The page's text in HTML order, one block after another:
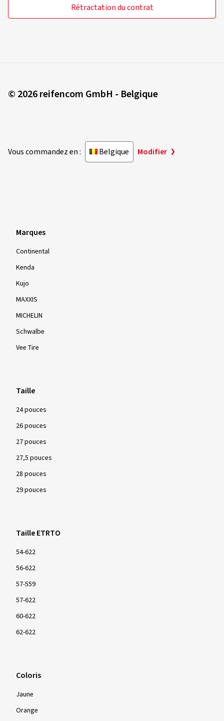
Rétractation du contrat
© 2026 reifencom GmbH - Belgique
Vous commandez en : Belgique Modifier
Marques
Continental
Kenda
Kujo
MAXXIS
MICHELIN
Schwalbe
Vee Tire
Taille
24 pouces
26 pouces
27 pouces
27,5 pouces
28 pouces
29 pouces
Taille ETRTO
54-622
56-622
57-559
57-622
60-622
62-622
Coloris
Jaune
Orange